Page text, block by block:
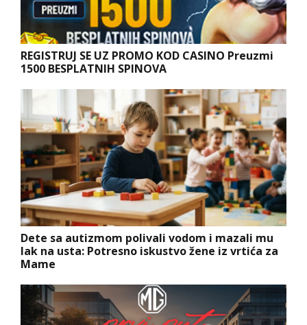
REGISTRUJ SE UZ PROMO KOD CASINO Preuzmi
1500 BESPLATNIH SPINOVA
Dete sa autizmom polivali vodom i mazali mu
lak na usta: Potresno iskustvo žene iz vrtića za
Mame